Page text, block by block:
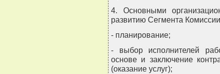
4. Основными
развитию Сегмента
- планирование;
- выбор исполнителей
основе и заключение
(оказание услуг);